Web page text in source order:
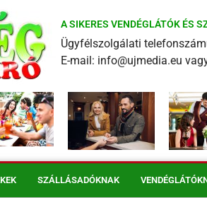
A SIKERES VENDÉGLÁTÓK ÉS
Ügyfélszolgálati
E-mail: info@ujmedia.eu
SZÁLLÁSADÓKNAK